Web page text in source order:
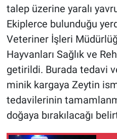
talep üzerine yaralı
Ekiplerce bulunduğu
Veteriner İşleri
Hayvanları Sağlık ve
getirildi. Burada tedavi
minik kargaya Zeytin
tedavilerinin
doğaya bırakılacağı